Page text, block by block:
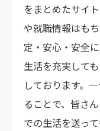
をまとめたサイ
や就職情報はも
定・安心・安全
生活を充実して
しております。
ることで、皆さ
での生活を送っ